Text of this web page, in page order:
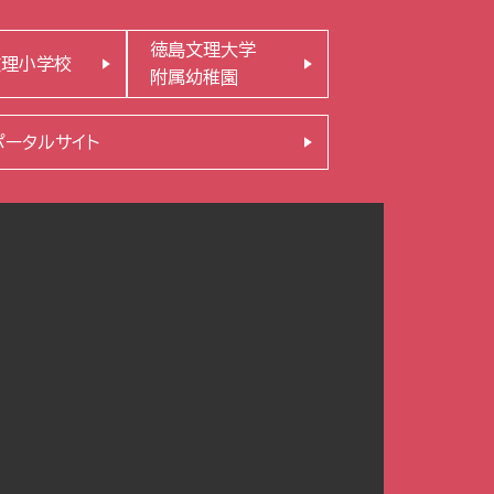
小学校
徳島文理大学
附属幼稚園
タルサイト